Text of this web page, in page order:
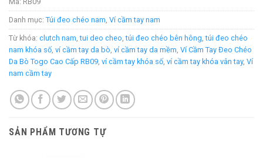
Danh mục: Túi đeo chéo nam Ví cầm tay nam
Từ khóa: clutch nam ,tui deo cheo ,túi đeo chéo bên hông ,túi đeo chéo
nam khóa số ví cầm tay da bò ví cầm tay da mềm Ví Cầm Tay Đeo Chéo
Da Bò Togo Cao Cấp RB09 ví cầm tay khóa số ví cầm tay khóa vân tay, Ví
nam cầm tay
SẢN PHẨM TƯƠNG TỰ